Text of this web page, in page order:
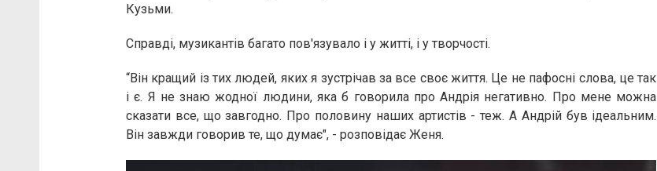
Кузьми.
Справді, музикантів багато пов'язувало і у житті, і у творчості.
“Він кращий із тих людей, яких я зустрічав за все своє життя. Це не пафосні слова, це так
і є. Я не знаю жодної людини, яка б говорила про Андрія негативно. Про мене можна
сказати все, що завгодно. Про половину наших артистів - теж. А Андрій був ідеальним.
Він завжди говорив те, що думає", - розповідає Женя.